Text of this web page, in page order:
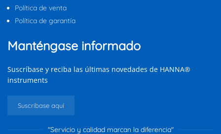
Política de venta
Política de garantía
Manténgase informado
Suscríbase y reciba las últimas novedades de HANNA®
instruments
Suscríbase aquí
"Servicio y calidad marcan la diferencia"